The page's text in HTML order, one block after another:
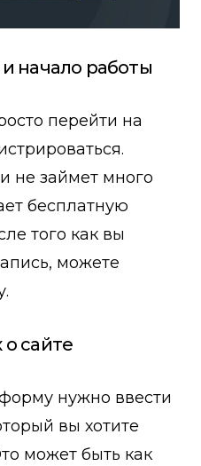
начало работы
перейти на
не займет много
бесплатную
того как вы
можете
сайте
нужно ввести
вы хотите
может быть как